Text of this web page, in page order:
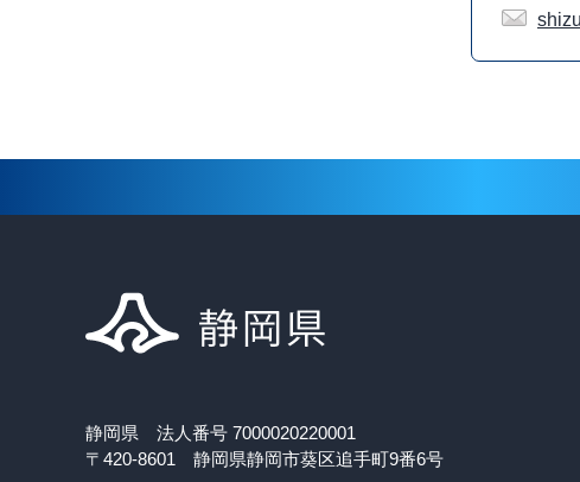
静岡県 法人番号 7000020220001
〒420-8601 静岡県静岡市葵区追手町9番6号